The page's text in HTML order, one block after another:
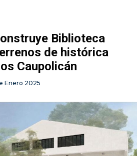
Biblioteca
de histórica
Caupolicán
Enero 2025